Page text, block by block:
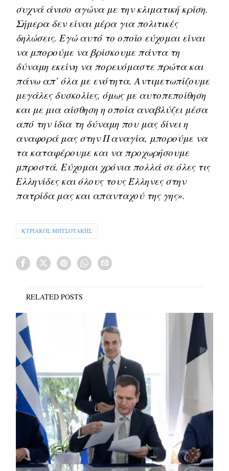
συχνά άνισο αγώνα με την κλιματική κρίση.
Σήμερα δεν είναι μέρα για πολιτικές
δηλώσεις. Εγώ αυτό το οποίο εύχομαι είναι
να μπορούμε να βρίσκουμε πάντα τη
δύναμη εκείνη να πορευόμαστε πρώτα και
πάνω απ’ όλα με ενότητα. Αντιμετωπίζουμε
μεγάλες δυσκολίες, όμως με αυτοπεποίθηση
και με μια αίσθηση η οποία αναβλύζει μέσα
από την ίδια τη δύναμη που μας δίνει η
αναφορά μας στην Παναγία, μπορούμε να
τα καταφέρουμε και να προχωρήσουμε
μπροστά. Εύχομαι χρόνια πολλά σε όλες τις
Ελληνίδες και όλους τους Έλληνες στην
πατρίδα μας και απανταχού της γης».
ΚΥΡΙΑΚΟΣ ΜΗΤΣΟΤΑΚΗΣ
RELATED POSTS